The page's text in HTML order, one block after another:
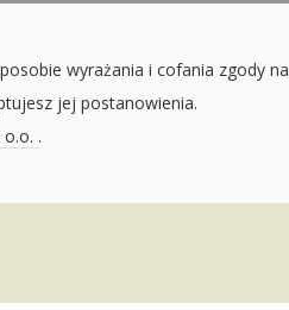
wyrażania i cofania zgody na
jej postanowienia.
o.o. .